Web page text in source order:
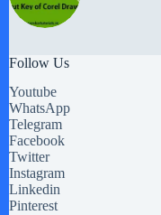
Follow Us
Youtube
WhatsApp
Telegram
Facebook
Twitter
Instagram
Linkedin
Pinterest